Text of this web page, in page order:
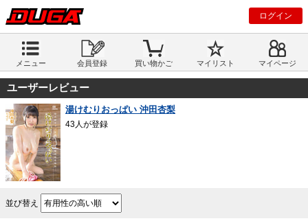
ログイン
メニュー 会員登録 買い物かご マイリスト マイページ
ユーザーレビュー
湯けむりおっぱい 沖田杏梨
43人が登録
並び替え